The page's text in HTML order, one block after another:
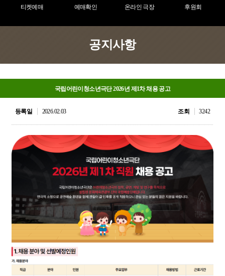
티켓예매 예매확인 온라인 극장 후원회
공지사항
국립어린이청소년극단 2026년 제1차 채용 공고
등록일 2026.02.03 조회 3242